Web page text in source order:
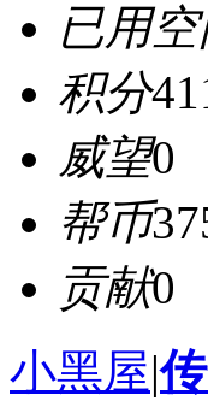
已用
积分
威望0
帮币
贡献0
小黑屋|